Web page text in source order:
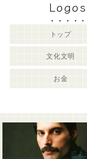
トップ
文化文明
お金